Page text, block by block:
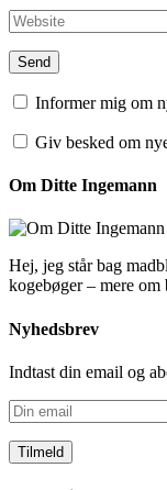
Informer mig om
Giv besked om
Om Ditte Ingemann
Hej, jeg står bag
kogebøger – mere
Nyhedsbrev
Indtast din email og
Din
email